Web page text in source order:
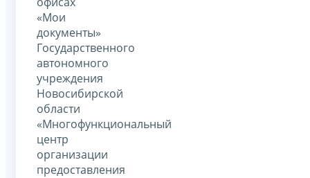
«Мои
документы»
Государственного
автономного
учреждения
Новосибирской
области
«Многофункциональный
центр
организации
предоставления